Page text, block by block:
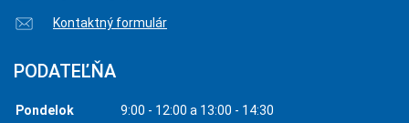
Kontaktný formulár
PODATEĽŇA
Pondelok
9:00 - 12:00 a 13:00 - 14:30